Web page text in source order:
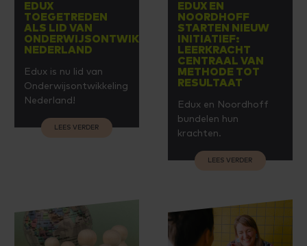
EDUX
TOEGETREDEN
ALS LID VAN
ONDERWIJSONTWIKKELING
NEDERLAND
Edux is nu lid van
Onderwijsontwikkeling
Nederland!
LEES VERDER
EDUX EN
NOORDHOFF
STARTEN NIEUW
INITIATIEF:
LEERKRACHT
CENTRAAL VAN
METHODE TOT
RESULTAAT
Edux en Noordhoff
bundelen hun
krachten.
LEES VERDER